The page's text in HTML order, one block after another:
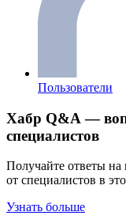
Пользователи
Хабр Q&A —
специалистов
Получайте ответы
от специалистов в
Узнать больше